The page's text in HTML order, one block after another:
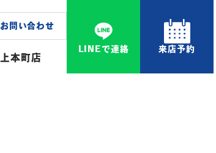
お問い合わせ
上本町店
LINEで連絡 来店予約